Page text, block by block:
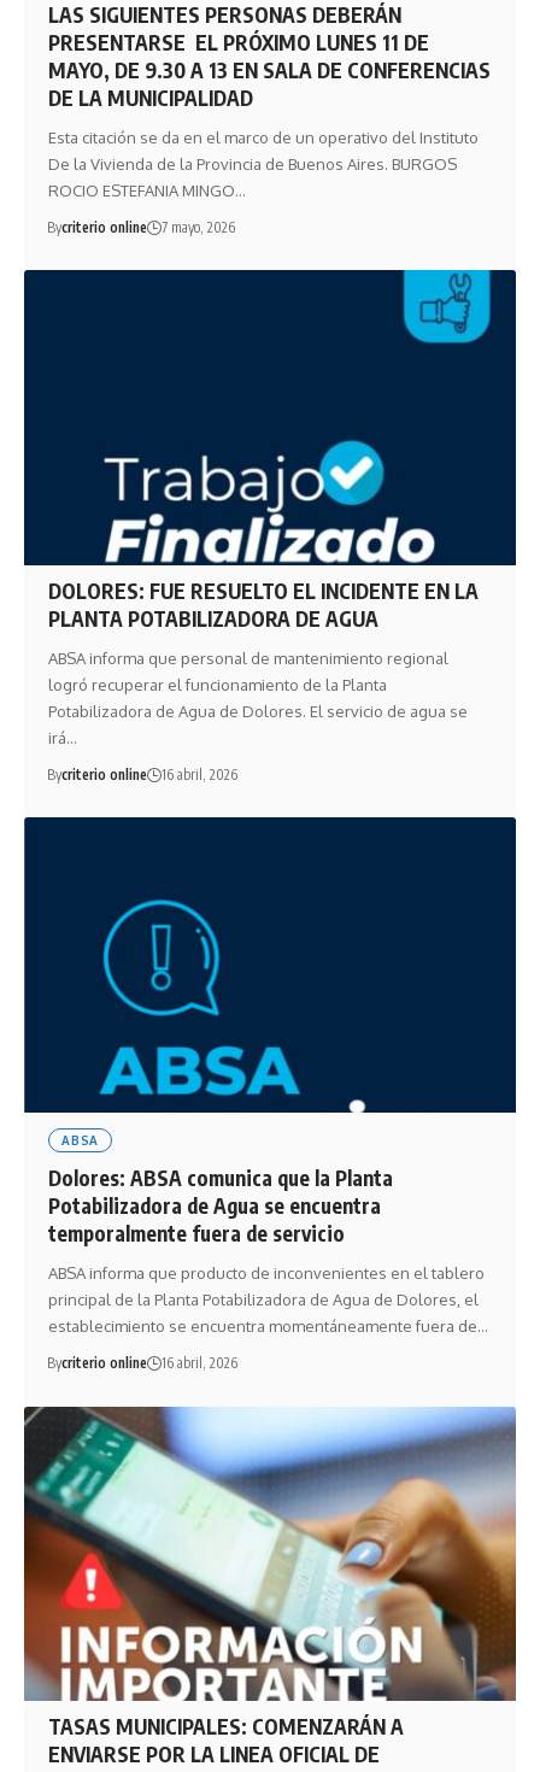
LAS SIGUIENTES PERSONAS DEBERÁN
PRESENTARSE EL PRÓXIMO LUNES 11 DE
MAYO, DE 9.30 A 13 EN SALA DE CONFERENCIAS
DE LA MUNICIPALIDAD
Esta citación se da en el marco de un operativo del Instituto
De la Vivienda de la Provincia de Buenos Aires. BURGOS
ROCIO ESTEFANIA MINGO…
Bycriterio online 7 mayo, 2026
DOLORES: FUE RESUELTO EL INCIDENTE EN LA
PLANTA POTABILIZADORA DE AGUA
ABSA informa que personal de mantenimiento regional
logró recuperar el funcionamiento de la Planta
Potabilizadora de Agua de Dolores. El servicio de agua se
irá…
Bycriterio online 16 abril, 2026
ABSA
Dolores: ABSA comunica que la Planta
Potabilizadora de Agua se encuentra
temporalmente fuera de servicio
ABSA informa que producto de inconvenientes en el tablero
principal de la Planta Potabilizadora de Agua de Dolores, el
establecimiento se encuentra momentáneamente fuera de…
Bycriterio online 16 abril, 2026
TASAS MUNICIPALES: COMENZARÁN A
ENVIARSE POR LA LINEA OFICIAL DE